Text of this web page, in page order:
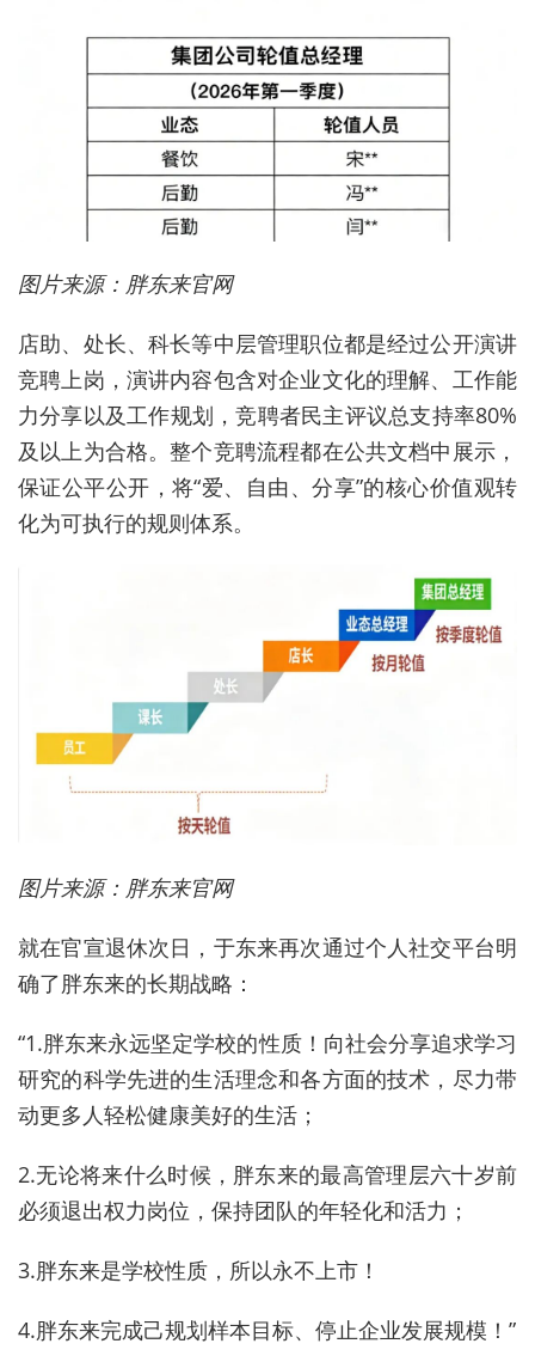
图片来源：胖东来官网
店助、处长、科长等中层管理职位都是经过公开演讲
竞聘上岗，演讲内容包含对企业文化的理解、工作能
力分享以及工作规划，竞聘者民主评议总支持率80%
及以上为合格。整个竞聘流程都在公共文档中展示，
保证公平公开，将“爱、自由、分享”的核心价值观转
化为可执行的规则体系。
图片来源：胖东来官网
就在官宣退休次日，于东来再次通过个人社交平台明
确了胖东来的长期战略：
“1.胖东来永远坚定学校的性质！向社会分享追求学习
研究的科学先进的生活理念和各方面的技术，尽力带
动更多人轻松健康美好的生活；
2.无论将来什么时候，胖东来的最高管理层六十岁前
必须退出权力岗位，保持团队的年轻化和活力；
3.胖东来是学校性质，所以永不上市！
4.胖东来完成己规划样本目标、停止企业发展规模！”